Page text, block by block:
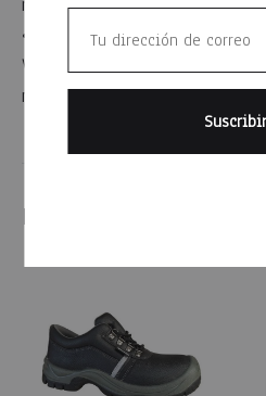
• Aislante eléctrico: Para
V. Ensayo de 18.000 V a 60 Hz
mayor a 1 mA.
Productos relacionados